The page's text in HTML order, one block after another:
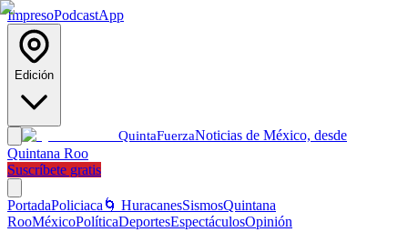
ImpresoPodcastApp
Edición
QuintaFuerzaNoticias de México, desde
Quintana Roo
Suscríbete gratis
PortadaPoliciaca 🌀 HuracanesSismosQuintana
RooMéxicoPolíticaDeportesEspectáculosOpinión